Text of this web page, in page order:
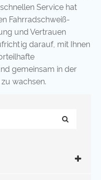
Service hat
Fahrradschweiß-
und Vertrauen
darauf, mit Ihnen
gemeinsam in der
wachsen.